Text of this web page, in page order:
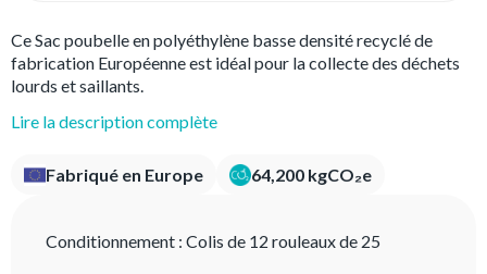
Ce Sac poubelle en polyéthylène basse densité recyclé de
fabrication Européenne est idéal pour la collecte des déchets
lourds et saillants.
Lire la description complète
Fabriqué en Europe 64,200 kgCO₂e
Conditionnement : Colis de 12 rouleaux de 25